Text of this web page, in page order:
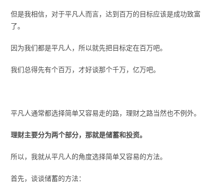
但是我相信，对于平凡人而言，达到百万的目标应该是成功致富
了。
因为我们都是平凡人，所以就先把目标定在百万吧。
我们总得先有个百万，才好谈那个千万，亿万吧。
平凡人通常都选择简单又容易走的路，理财之路当然也不例外。
理财主要分为两个部分，那就是储蓄和投资。
所以，我就从平凡人的角度选择简单又容易的方法。
首先，谈谈储蓄的方法：